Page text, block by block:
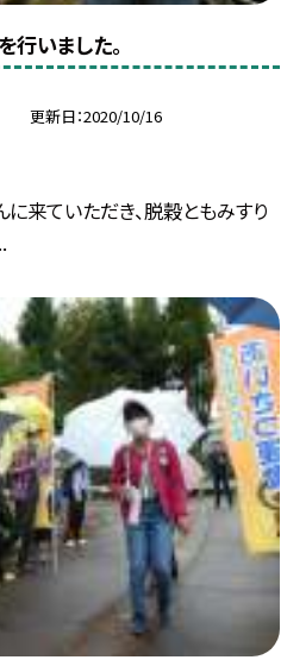
行いました。
更新日 2020/10/16
に来ていただき、脱穀ともみすり